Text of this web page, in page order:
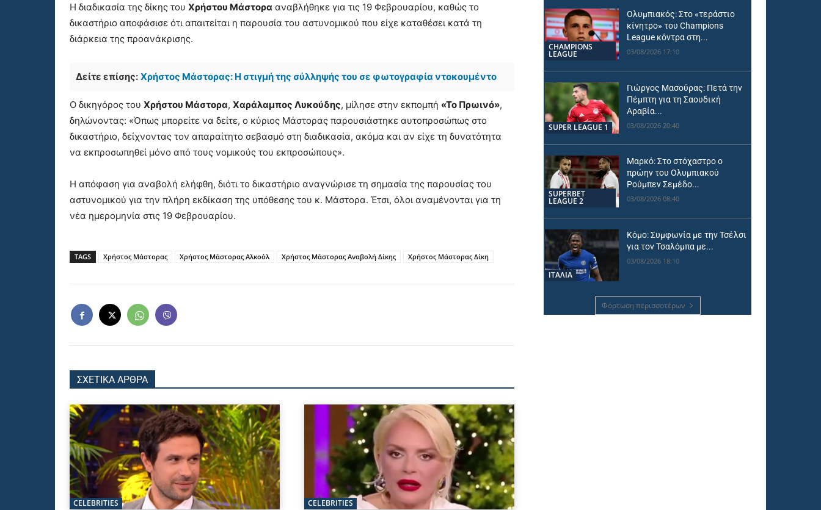
Η διαδικασία της δίκης του Χρήστου Μάστορα αναβλήθηκε για τις 19 Φεβρουαρίου, καθώς το
δικαστήριο αποφάσισε ότι απαιτείται η παρουσία του αστυνομικού που είχε καταθέσει κατά τη
διάρκεια της προανάκρισης.
Δείτε επίσης: Χρήστος Μάστορας: Η στιγμή της σύλληψής του σε φωτογραφία ντοκουμέντο
Ο δικηγόρος του Χρήστου Μάστορα, Χαράλαμπος Λυκούδης, μίλησε στην εκπομπή «Το Πρωινό»,
δηλώνοντας: «Όπως μπορείτε να δείτε, ο κύριος Μάστορας παρουσιάστηκε αυτοπροσώπως στο
δικαστήριο, δείχνοντας τον απαραίτητο σεβασμό στη διαδικασία, ακόμα και αν είχε τη δυνατότητα
να εκπροσωπηθεί μόνο από τους νομικούς του εκπροσώπους».
Η απόφαση για αναβολή ελήφθη, διότι το δικαστήριο αναγνώρισε τη σημασία της παρουσίας του
αστυνομικού για την πλήρη εκδίκαση της υπόθεσης του κ. Μάστορα. Έτσι, όλοι αναμένονται για τη
νέα ημερομηνία στις 19 Φεβρουαρίου.
TAGS Χρήστος Μάστορας Χρήστος Μάστορας Αλκοόλ Χρήστος Μάστορας Αναβολή Δίκης Χρήστος Μάστορας Δίκη
ΣΧΕΤΙΚΑ ΑΡΘΡΑ
CELEBRITIES CELEBRITIES
CHAMPIONS
LEAGUE
Ολυμπιακός: Στο «τεράστιο
κίνητρο» του Champions
League κόντρα στη...
03/08/2026 17:10
SUPER LEAGUE 1
Γιώργος Μασούρας: Πετά την
Πέμπτη για τη Σαουδική
Αραβία...
03/08/2026 20:40
SUPERBET
LEAGUE 2
Μαρκό: Στο στόχαστρο ο
πρώην του Ολυμπιακού
Ρούμπεν Σεμέδο...
03/08/2026 08:40
ΙΤΑΛΙΑ
Κόμο: Συμφωνία με την Τσέλσι
για τον Τσαλόμπα με...
03/08/2026 18:10
Φόρτωση περισσοτέρων